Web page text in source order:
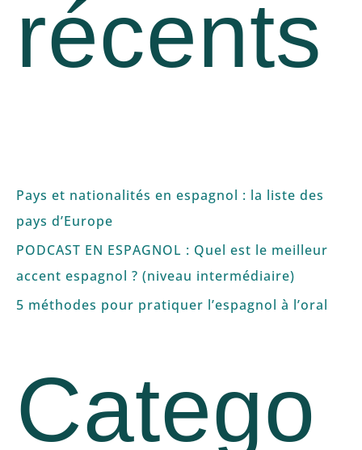
récents
Pays et nationalités en espagnol : la liste des
pays d’Europe
PODCAST EN ESPAGNOL : Quel est le meilleur
accent espagnol ? (niveau intermédiaire)
5 méthodes pour pratiquer l’espagnol à l’oral
Catego